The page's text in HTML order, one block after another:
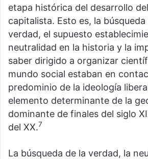
etapa histórica del desarrollo
capitalista. Esto es, la
verdad, el supuesto
neutralidad en la historia y la
saber dirigido a organizar
mundo social estaban en
predominio de la ideología
elemento determinante de la
dominante de finales del siglo
del XX.7
La búsqueda de la verdad, la